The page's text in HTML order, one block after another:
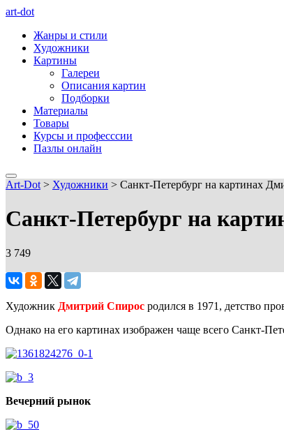
art-dot
Жанры и стили
Художники
Картины
Галереи
Описания картин
Подборки
Материалы
Товары
Курсы и професссии
Пазлы онлайн
Art-Dot > Художники > Санкт-Петербург на картинах
Санкт-Петербург на
3 749
Художник Дмитрий Спирос родился в 1971, детство
Однако на его картинах изображен чаще всего Санкт-
Вечерний рынок